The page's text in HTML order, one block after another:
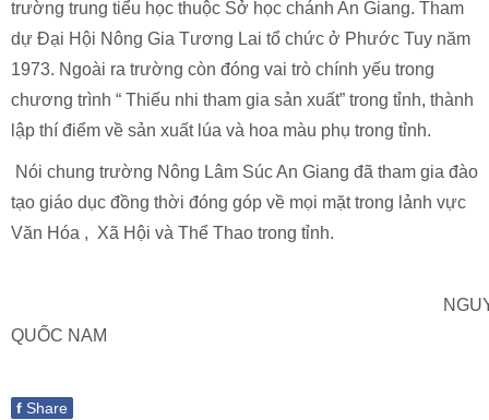
trường trung tiểu học thuộc Sở học chánh An Giang. Tham
dự Đại Hội Nông Gia Tương Lai tổ chức ở Phước Tuy năm
1973. Ngoài ra trường còn đóng vai trò chính yếu trong
chương trình “ Thiếu nhi tham gia sản xuất” trong tỉnh, thành
lập thí điểm về sản xuất lúa và hoa màu phụ trong tỉnh.
Nói chung trường Nông Lâm Súc An Giang đã tham gia đào
tạo giáo dục đồng thời đóng góp về mọi mặt trong lảnh vực
Văn Hóa , Xã Hội và Thể Thao trong tỉnh.
QUỐC NAM
f Share